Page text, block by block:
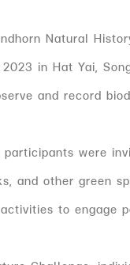
Natural
in Hat Yai,
and record
were
and other green
to engage